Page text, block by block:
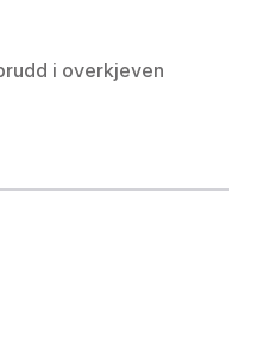
i overkjeven